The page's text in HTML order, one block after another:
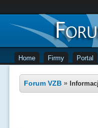
Home Firmy Portal
Forum VZB »